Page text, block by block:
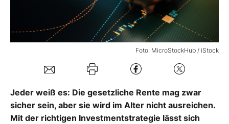
Mein Konto
Folgen Sie uns
Kontakt
Foto: MicroStockHub / iStock
Jeder weiß es: Die gesetzliche Rente mag zwar
sicher sein, aber sie wird im Alter nicht ausreichen.
Mit der richtigen Investmentstrategie lässt sich